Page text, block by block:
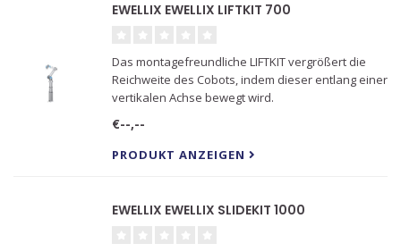
EWELLIX EWELLIX LIFTKIT 700
Das montagefreundliche LIFTKIT vergrößert die
Reichweite des Cobots, indem dieser entlang einer
vertikalen Achse bewegt wird.
€--,--
PRODUKT ANZEIGEN
EWELLIX EWELLIX SLIDEKIT 1000